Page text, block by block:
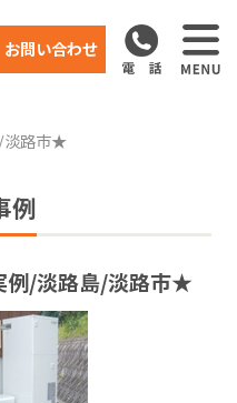
お問い合わせ
淡路市★
例
例/淡路島/淡路市★